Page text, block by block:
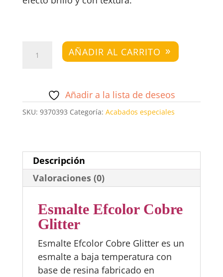
Efcolor
cantidad
AÑADIR AL CARRITO
Añadir a la lista de deseos
SKU: 9370393 Categoría: Acabados especiales
Descripción
Valoraciones (0)
Esmalte Efcolor Cobre
Glitter
Esmalte Efcolor Cobre Glitter es un
esmalte a baja temperatura con
base de resina fabricado en